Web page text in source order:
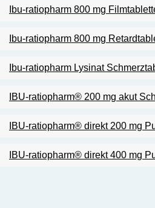
Ibu-ratiopharm 800 mg
Ibu-ratiopharm 800 mg
Ibu-ratiopharm Lysinat
IBU-ratiopharm® 200 mg akut
IBU-ratiopharm® direkt 200 mg
IBU-ratiopharm® direkt 400 mg